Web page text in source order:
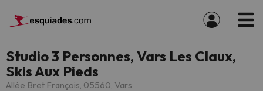
Studio 3 Personnes, Vars Les Claux,
Skis Aux Pieds
Allée Bret François, 05560, Vars